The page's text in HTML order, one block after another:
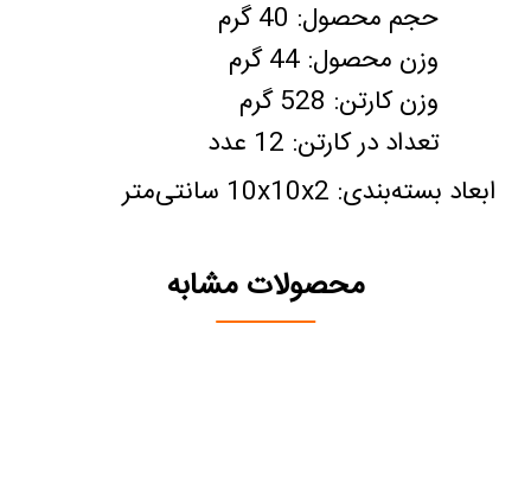
حجم محصول: 40 گرم
وزن محصول: 44 گرم
وزن کارتن: 528 گرم
تعداد در کارتن: 12 عدد
ابعاد بسته‌بندی: 2
x10x 10 سانتی‌متر
محصولات مشابه